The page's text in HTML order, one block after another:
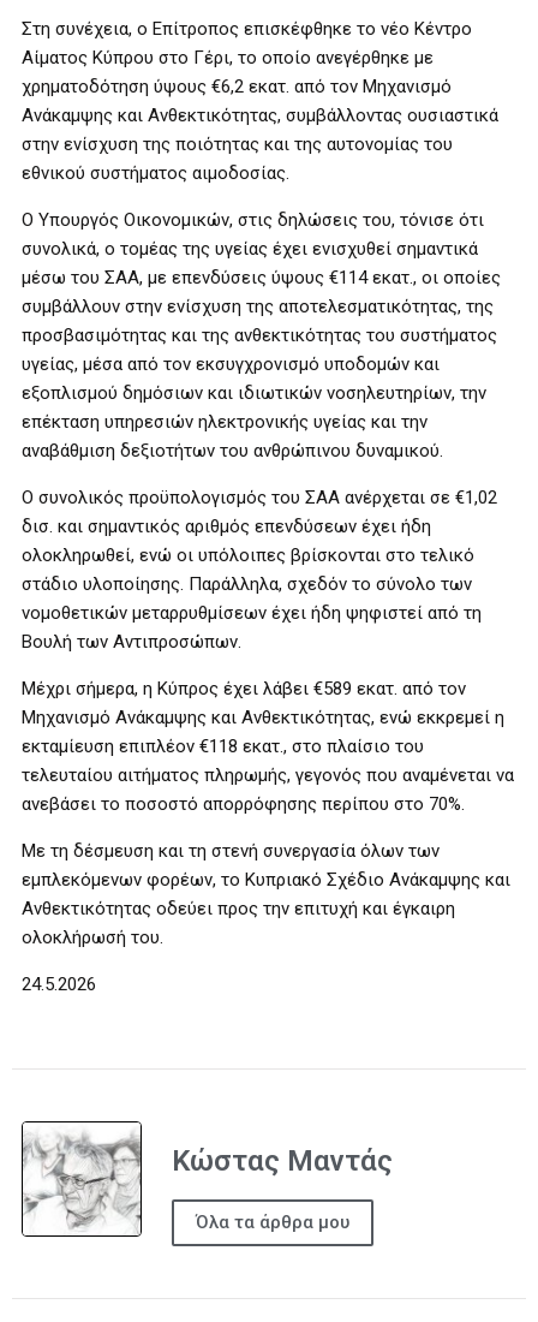
Στη συνέχεια, ο Επίτροπος επισκέφθηκε το νέο Κέντρο
Αίματος Κύπρου στο Γέρι, το οποίο ανεγέρθηκε με
χρηματοδότηση ύψους €6,2 εκατ. από τον Μηχανισμό
Ανάκαμψης και Ανθεκτικότητας, συμβάλλοντας ουσιαστικά
στην ενίσχυση της ποιότητας και της αυτονομίας του
εθνικού συστήματος αιμοδοσίας.
Ο Υπουργός Οικονομικών, στις δηλώσεις του, τόνισε ότι
συνολικά, ο τομέας της υγείας έχει ενισχυθεί σημαντικά
μέσω του ΣΑΑ, με επενδύσεις ύψους €114 εκατ., οι οποίες
συμβάλλουν στην ενίσχυση της αποτελεσματικότητας, της
προσβασιμότητας και της ανθεκτικότητας του συστήματος
υγείας, μέσα από τον εκσυγχρονισμό υποδομών και
εξοπλισμού δημόσιων και ιδιωτικών νοσηλευτηρίων, την
επέκταση υπηρεσιών ηλεκτρονικής υγείας και την
αναβάθμιση δεξιοτήτων του ανθρώπινου δυναμικού.
Ο συνολικός προϋπολογισμός του ΣΑΑ ανέρχεται σε €1,02
δισ. και σημαντικός αριθμός επενδύσεων έχει ήδη
ολοκληρωθεί, ενώ οι υπόλοιπες βρίσκονται στο τελικό
στάδιο υλοποίησης. Παράλληλα, σχεδόν το σύνολο των
νομοθετικών μεταρρυθμίσεων έχει ήδη ψηφιστεί από τη
Βουλή των Αντιπροσώπων.
Μέχρι σήμερα, η Κύπρος έχει λάβει €589 εκατ. από τον
Μηχανισμό Ανάκαμψης και Ανθεκτικότητας, ενώ εκκρεμεί η
εκταμίευση επιπλέον €118 εκατ., στο πλαίσιο του
τελευταίου αιτήματος πληρωμής, γεγονός που αναμένεται να
ανεβάσει το ποσοστό απορρόφησης περίπου στο 70%.
Με τη δέσμευση και τη στενή συνεργασία όλων των
εμπλεκόμενων φορέων, το Κυπριακό Σχέδιο Ανάκαμψης και
Ανθεκτικότητας οδεύει προς την επιτυχή και έγκαιρη
ολοκλήρωσή του.
24.5.2026
Κώστας Μαντάς
Όλα τα άρθρα μου